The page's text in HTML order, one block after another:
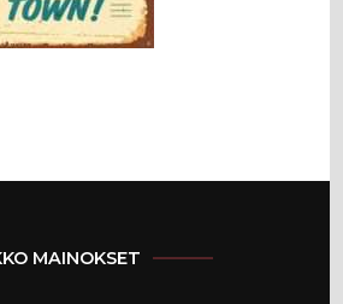
MAINOKSET